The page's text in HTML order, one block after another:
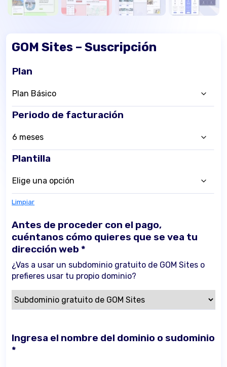
GOM Sites – Suscripción
Plan
Periodo de facturación
Plantilla
Limpiar
Antes de proceder con el pago,
cuéntanos cómo quieres que se vea tu
dirección web *
¿Vas a usar un subdominio gratuito de GOM Sites o
prefieres usar tu propio dominio?
Ingresa el nombre del dominio o sudominio
*